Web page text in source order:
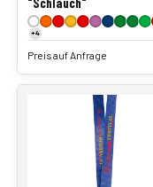
"Schlauch"
+4
Preis auf Anfrage